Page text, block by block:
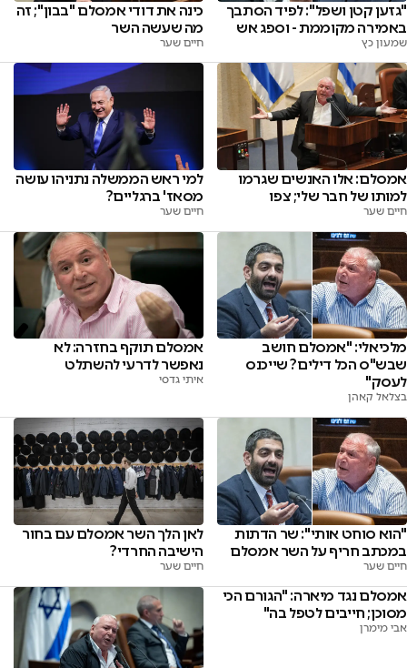
"גזען קטן ושפל": לפיד הסתבך
באמירה מקוממת - וספג אש
שמעון כץ
כינה את דודי אמסלם "בבון"; זה
מה שעשה השר
חיים שער
אמסלם: אלו האנשים שגרמו
למותו של חבר שלי; צפו
חיים שער
למי ראש הממשלה נתניהו עושה
מסאז' ברגליים?
חיים שער
מלכיאלי: "אמסלם חושב
שבש"ס הכל דילים? שייכנס
לעסק"
בצלאל קאהן
אמסלם תוקף בחזרה: לא
נאפשר לדרעי להשתלט
איתי גדסי
"הוא סוחט אותי": שר הדתות
במכתב חריף על השר אמסלם
חיים שער
לאן הלך השר אמסלם עם בחור
הישיבה החרדי?
חיים שער
אמסלם נגד מיארה: "הגורם הכי
מסוכן; חייבים לטפל בה"
אבי מימרן